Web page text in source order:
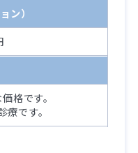
ン）
格です。
です。